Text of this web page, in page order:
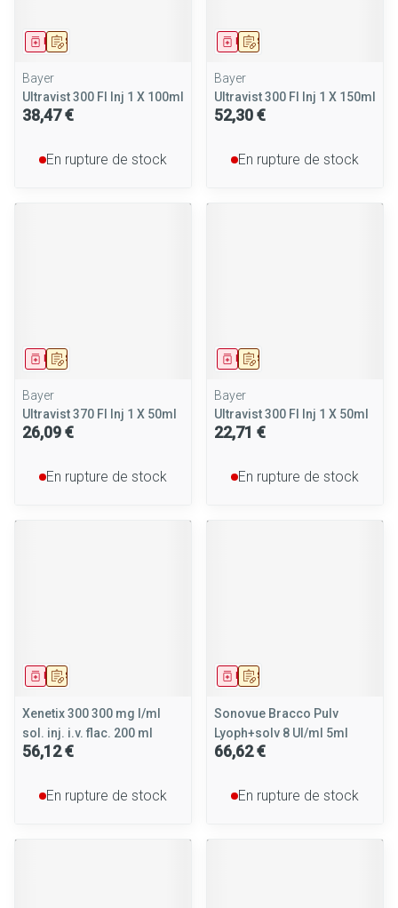
Sur prescription
Médicament
Bayer
Ultravist 300 Fl Inj 1 X 100ml
38,47 €
En rupture de stock
Sur prescription
Médicament
Bayer
Ultravist 300 Fl Inj 1 X 150ml
52,30 €
En rupture de stock
Sur prescription
Médicament
Bayer
Ultravist 370 Fl Inj 1 X 50ml
26,09 €
En rupture de stock
Sur prescription
Médicament
Bayer
Ultravist 300 Fl Inj 1 X 50ml
22,71 €
En rupture de stock
Sur prescription
Médicament
Xenetix 300 300 mg I/ml
sol. inj. i.v. flac. 200 ml
56,12 €
En rupture de stock
Sur prescription
Médicament
Sonovue Bracco Pulv
Lyoph+solv 8 Ul/ml 5ml
66,62 €
En rupture de stock